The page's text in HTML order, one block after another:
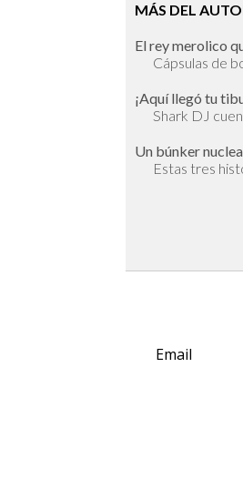
MÁS DEL
El rey merolico
Cápsulas de
¡Aquí llegó tu
Shark DJ
Un búnker
Estas tres